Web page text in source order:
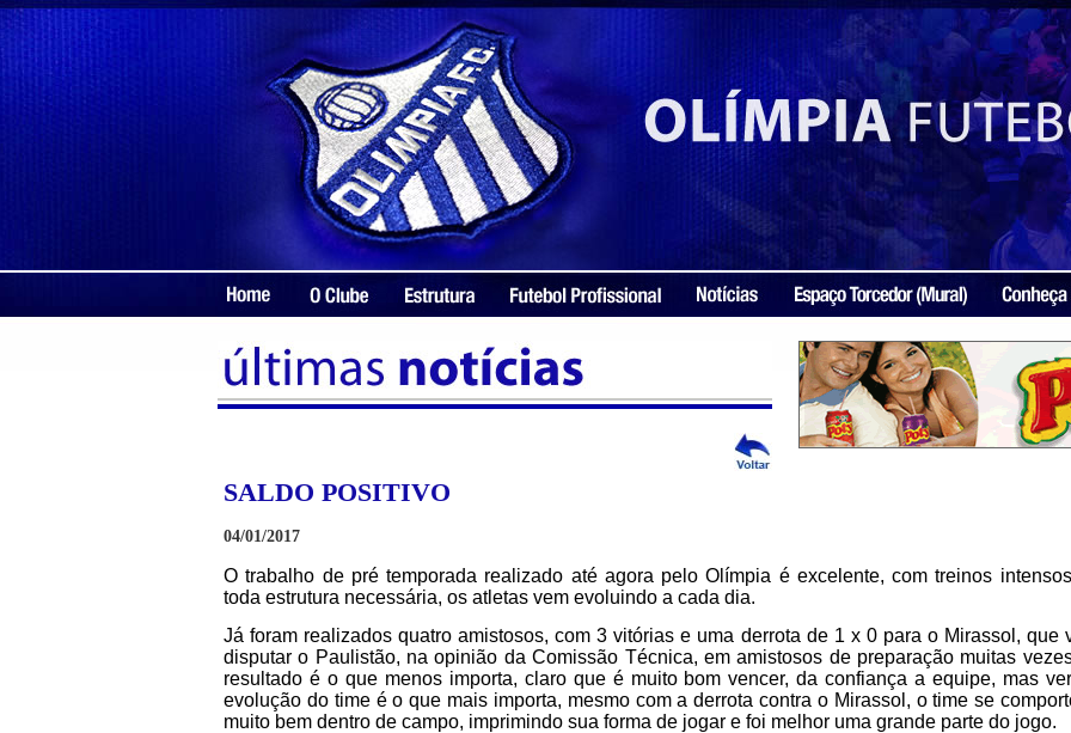
SALDO POSITIVO
04/01/2017
O trabalho de pré temporada realizado até agora pelo Olímpia é excelente, com treinos
toda estrutura necessária, os atletas vem evoluindo a cada dia.
Já foram realizados quatro amistosos, com 3 vitórias e uma derrota de 1 x 0 para o Mirassol, que
disputar o Paulistão, na opinião da Comissão Técnica, em amistosos de preparação muitas
resultado é o que menos importa, claro que é muito bom vencer, da confiança a equipe, mas
evolução do time é o que mais importa, mesmo com a derrota contra o Mirassol, o time se
muito bem dentro de campo, imprimindo sua forma de jogar e foi melhor uma grande parte do jogo.